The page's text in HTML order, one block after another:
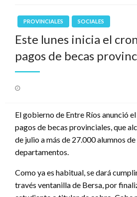
PROVINCIALES SOCIALES
Este lunes inicia el
pagos de becas
El gobierno de Entre Ríos anunció
pagos de becas provinciales, que
de julio a más de 27.000 alumnos
departamentos.
Como ya es habitual, se dará
través ventanilla de Bersa, por